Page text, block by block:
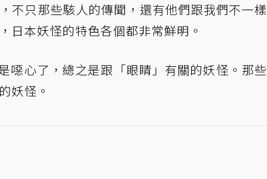
不只那些駭人的傳聞，還有他們跟我們不一樣
日本妖怪的特色各個都非常鮮明。
噁心了，總之是跟「眼睛」有關的妖怪。那些
妖怪。